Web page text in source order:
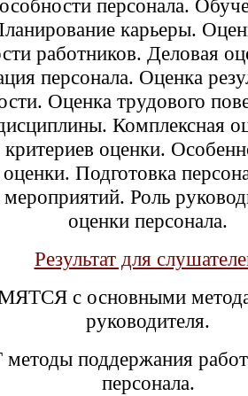
персонала.
карьеры.
работников. Деловая
персонала. Оценка
Оценка трудового
Комплексная
критериев оценки.
оценки. Подготовка
Роль
оценки персонала.
Результат для
с основными
руководителя.
поддержания
персонала.